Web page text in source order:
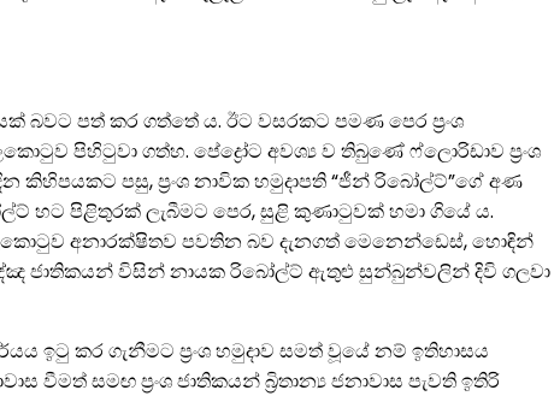
බවට පත් කර ගත්තේ ය. ඊට වසරකට පමණ පෙර ප්‍රංශ
පිහිටුවා ගත්හ. පේද්‍රෝට අවශ්‍ය ව තිබුණේ ෆ්ලොරිඩාව ප්‍රංශ
පසු, ප්‍රංශ නාවික හමුදාපති “ජීන් රිබෝල්ට්”ගේ අණ
හට පිළිතුරක් ලැබීමට පෙර, සුළි කුණාටුවක් හමා ගියේ ය.
අනාරක්ෂිතව පවතින බව දැනගත් මෙනෙන්ඩෙස්, හොඳින්
ජාතිකයන් විසින් නායක රිබෝල්ට් ඇතුළු සුන්බුන්වලින් දිවි ගලවා
ඉටු කර ගැනීමට ප්‍රංශ හමුදාව සමත් වූයේ නම් ඉතිහාසය
සමඟ ප්‍රංශ ජාතිකයන් බ්‍රිතාන්‍ය ජනාවාස පැවති ඉතිරි